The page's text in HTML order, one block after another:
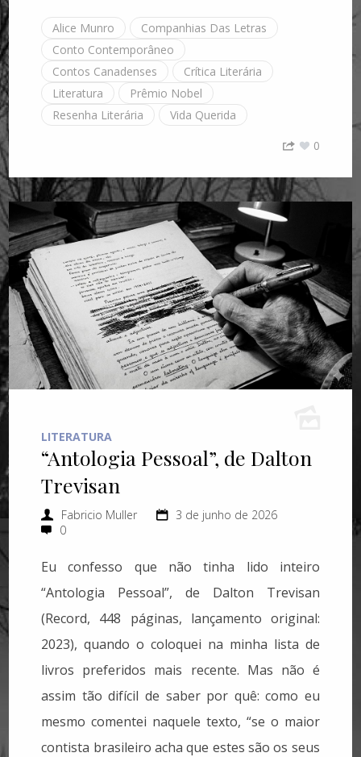
Alice Munro
Companhias Das Letras
Conto Contemporâneo
Contos Canadenses
Crítica Literária
Literatura
Prêmio Nobel
Resenha Literária
Vida Querida
0
LITERATURA
“Antologia Pessoal”, de Dalton
Trevisan
Fabricio Muller
3 de junho de 2026
0
Eu confesso que não tinha lido inteiro
“Antologia Pessoal”, de Dalton Trevisan
(Record, 448 páginas, lançamento original:
2023), quando o coloquei na minha lista de
livros preferidos mais recente. Mas não é
assim tão difícil de saber por quê: como eu
mesmo comentei naquele texto, “se o maior
contista brasileiro acha que estes são os seus